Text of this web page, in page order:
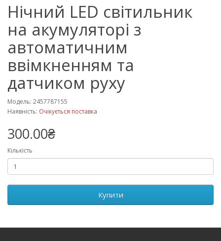
Нічний LED світильник
на акумуляторі з
автоматичним
ввімкненням та
датчиком руху
Модель: 2457787155
Наявність: Очікується поставка
300.00₴
Кількість
Купити